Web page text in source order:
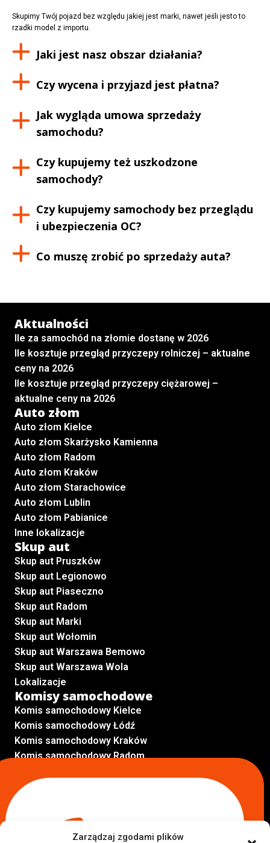
Zarządzaj zgodami plików
Skupimy Twój pojazd bez względu jakiej jest marki, nawet jeśli jesto to
rzadki model z importu.
Jaki jest nasz obszar działania?
Czy wycena i przyjazd jest płatna?
Jak wygląda umowa sprzedaży
samochodu?
Czy kupujemy też uszkodzone
samochody?
Czy kupujemy samochody bez przeglądu
i ubezpieczenia OC?
Co muszę zrobić po sprzedaży auta?
Aktualności
Ile za samochód na złomie dostanę w 2026
Ile kosztuje przegląd przyczepy rolniczej – aktualne
ceny na 2026
Ile kosztuje przegląd przyczepy ciężarowej –
aktualne ceny na 2026
Auto złom
Auto złom Kielce
Auto złom Skarżysko Kamienna
Auto złom Radom
Auto złom Kraków
Auto złom Starachowice
Auto złom Lublin
Auto złom Pabianice
Inne lokalizacje
Skup aut
Skup aut Pruszków
Skup aut Legionowo
Skup aut Piaseczno
Skup aut Radom
Skup aut Marki
Skup aut Wołomin
Skup aut Warszawa Bemowo
Skup aut Warszawa Wola
Lokalizacje
Komisy samochodowe
Komis samochodowy Kielce
Komis samochodowy Łódź
Komis samochodowy Kraków
Komis samochodowy Radom
Komis samochodowy Opole
Komis samochodowy Sochaczew
Inne Lokalizacje